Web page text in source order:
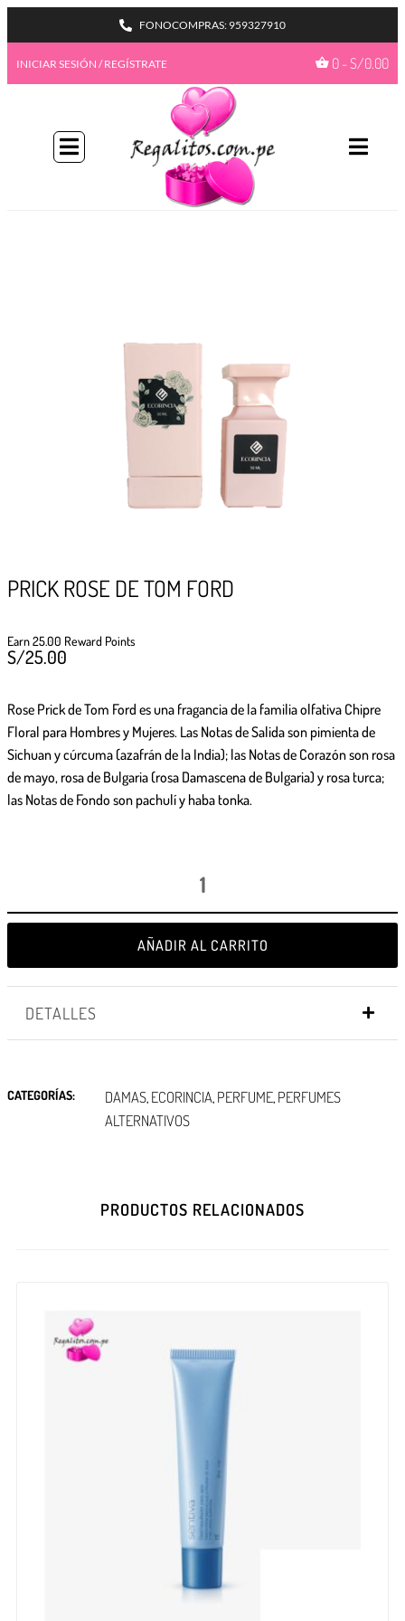
FONOCOMPRAS: 959327910
INICIAR SESIÓN / REGÍSTRATE 0-S/0.00
PRICK ROSE DE TOM FORD
Earn 25.00 Reward Points
S/25.00
Rose Prick de Tom Ford es una fragancia de la familia olfativa Chipre
Floral para Hombres y Mujeres. Las Notas de Salida son pimienta de
Sichuan y cúrcuma (azafrán de la India); las Notas de Corazón son rosa
de mayo, rosa de Bulgaria (rosa Damascena de Bulgaria) y rosa turca;
las Notas de Fondo son pachulí y haba tonka.
AÑADIR AL CARRITO
DETALLES
CATEGORÍAS: DAMAS, ECORINCIA, PERFUME, PERFUMES
ALTERNATIVOS
PRODUCTOS RELACIONADOS
BIENVENIDA A NUESTRO
PROGAMA GIFTBENEFITS
HAZTE MIEMBRO
Con más formas de desbloquear beneficios
emocionantes, este es su pase de acceso total a
Ir a mis
GIFTPOINTS
!Gana GiftPoints por diferentes acciones y
convierte esos GiftPoints en increíbles
recompensas!
Formas de canjear